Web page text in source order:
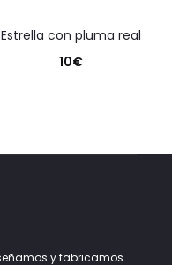
estrella con pluma real
10€
y fabricamos